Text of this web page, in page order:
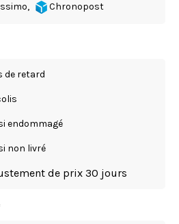
Chronopost
de retard
endommagé
non livré
de prix 30 jours